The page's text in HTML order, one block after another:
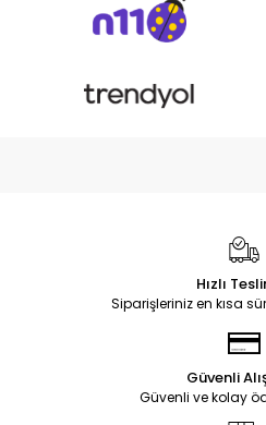
Hızlı
Siparişleriniz en kısa
Güvenli
Güvenli ve kolay